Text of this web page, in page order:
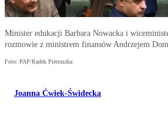
Minister edukacji Barbara Nowacka i
rozmowie z ministrem finansów Andrzejem
Foto: PAP/Radek Pietruszka
Joanna Ćwiek-Świdecka